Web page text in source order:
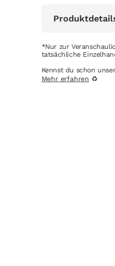
*Nur zur
tatsächliche
Kennst du schon
Mehr erfahren ♻